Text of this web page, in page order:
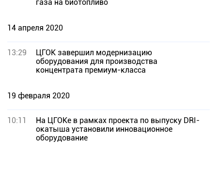
газа на биотопливо
14 апреля 2020
13:29
ЦГОК завершил модернизацию
оборудования для производства
концентрата премиум-класса
19 февраля 2020
10:11
На ЦГОКе в рамках проекта по выпуску DRI-
окатыша установили инновационное
оборудование